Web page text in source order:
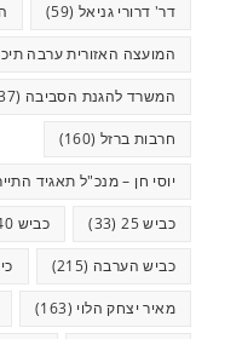
דר' דרורי גניאל (59)
המועצה האזורית ערבה
המשרד להגנת הסביבה (37)
חרבות ברזל (160)
יוסי חן – מנכ"ל תאגיד
כביש 25 (33) כביש 40
כביש הערבה (215)
מאיר יצחק הלוי (163)